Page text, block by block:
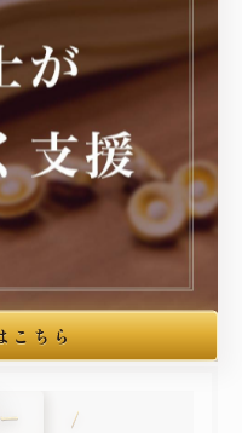
次のページ >
こちら
こちら